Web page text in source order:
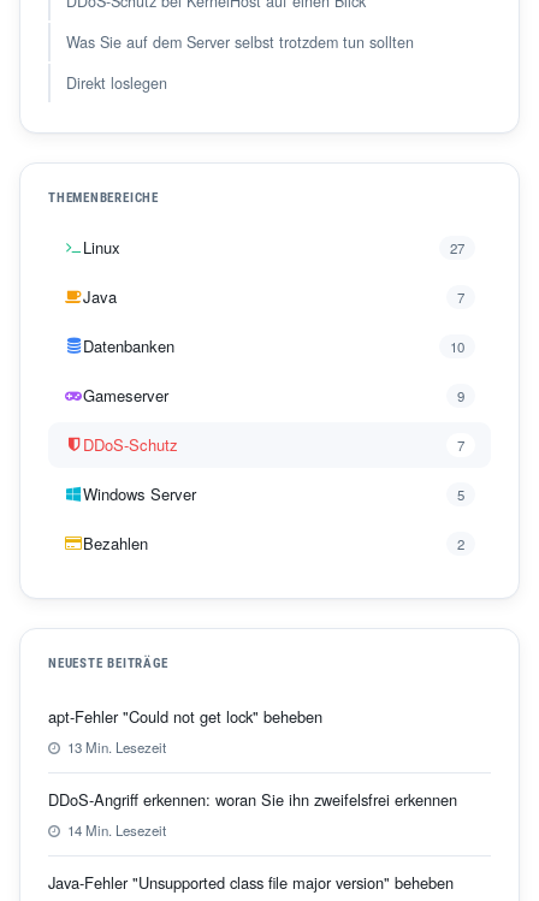
Was Sie auf dem Server selbst trotzdem tun sollten
Direkt loslegen
THEMENBEREICHE
Linux 27
Java 7
Datenbanken 10
Gameserver 9
DDoS-Schutz 7
Windows Server 5
Bezahlen 2
NEUESTE BEITRÄGE
apt-Fehler "Could not get lock" beheben
13 Min. Lesezeit
DDoS-Angriff erkennen: woran Sie ihn zweifelsfrei erkennen
14 Min. Lesezeit
Java-Fehler "Unsupported class file major version" beheben